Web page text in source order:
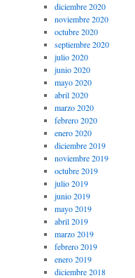
diciembre 2020
noviembre 2020
octubre 2020
septiembre 2020
julio 2020
junio 2020
mayo 2020
abril 2020
marzo 2020
febrero 2020
enero 2020
diciembre 2019
noviembre 2019
octubre 2019
julio 2019
junio 2019
mayo 2019
abril 2019
marzo 2019
febrero 2019
enero 2019
diciembre 2018